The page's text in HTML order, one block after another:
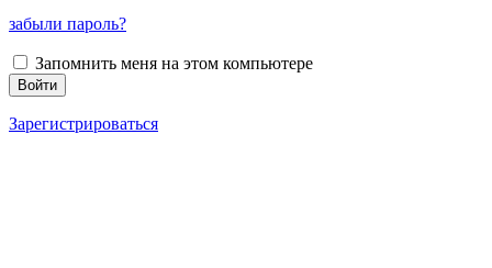
забыли пароль?
Запомнить меня на этом компьютере
Зарегистрироваться